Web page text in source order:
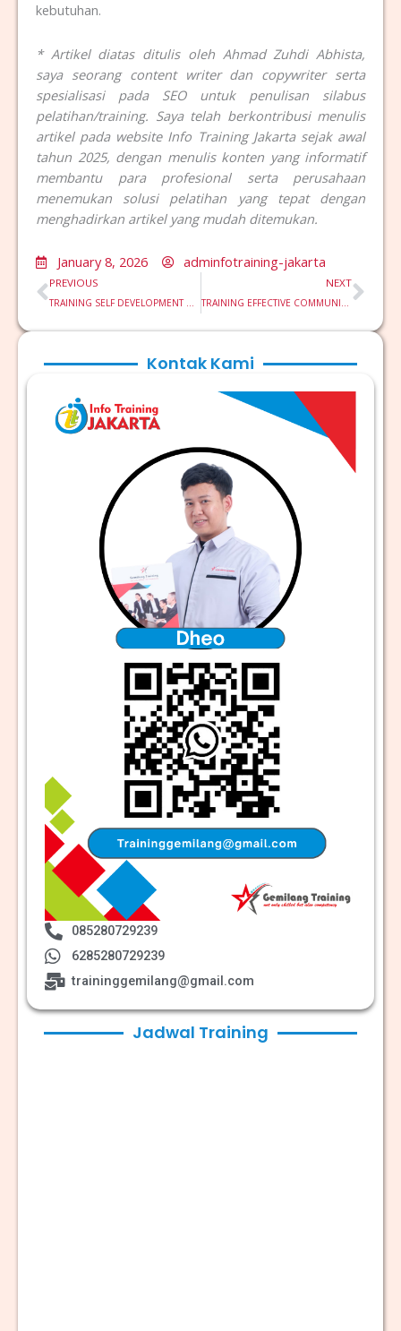
kebutuhan.
* Artikel diatas ditulis oleh Ahmad Zuhdi Abhista,
saya seorang content writer dan copywriter serta
spesialisasi pada SEO untuk penulisan silabus
pelatihan/training. Saya telah berkontribusi menulis
artikel pada website Info Training Jakarta sejak awal
tahun 2025, dengan menulis konten yang informatif
membantu para profesional serta perusahaan
menemukan solusi pelatihan yang tepat dengan
menghadirkan artikel yang mudah ditemukan.
January 8, 2026 adminfotraining-jakarta
Prev
PREVIOUS
TRAINING SELF DEVELOPMENT UNTUK KARYAWAN
NEXT
TRAINING EFFECTIVE COMMUNICATION BUSINESS
Kontak Kami
085280729239
6285280729239
traininggemilang@gmail.com
Jadwal Training